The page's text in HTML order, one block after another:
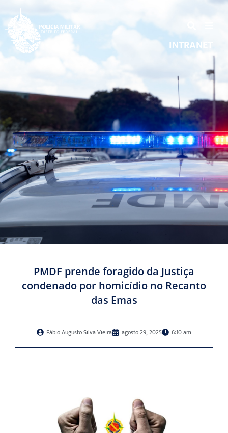
INTRANET
PMDF prende foragido da Justiça
condenado por homicídio no Recanto
das Emas
Fábio Augusto Silva Vieira agosto 29, 2025 6:10 am